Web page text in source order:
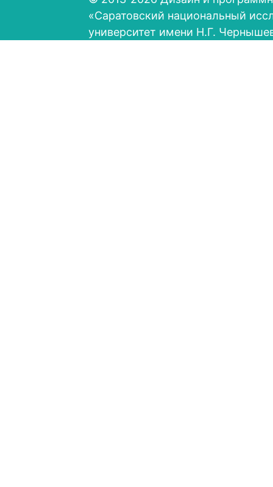
«Саратовский национальный
университет имени Н.Г.